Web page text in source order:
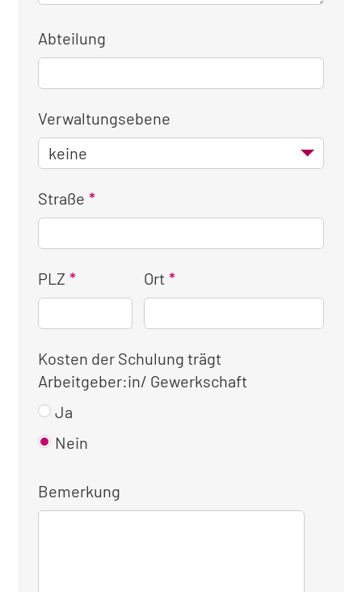
Abteilung
Verwaltungsebene
Straße
PLZ Ort
Kosten der Schulung trägt
Arbeitgeber:in/ Gewerkschaft
Ja
Nein
Bemerkung